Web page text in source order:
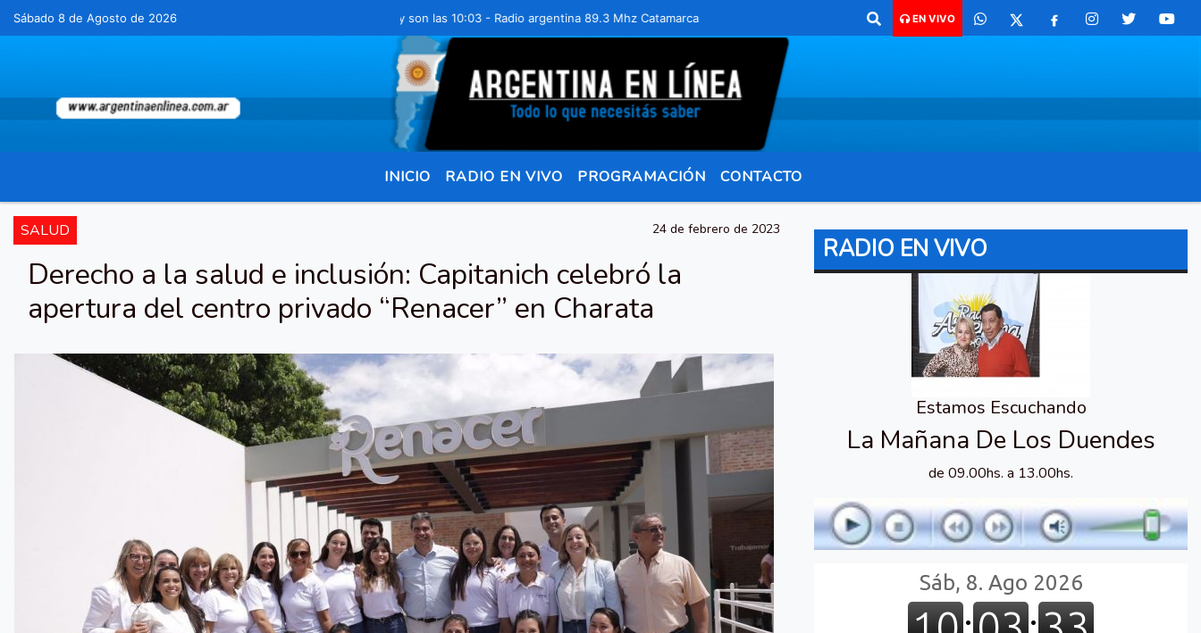
Sábado 8 de Agosto de 2026Hoy es Sábado 8 de Agosto de 2026 y son las 10:03 - Radio argentina 89.3 Mhz Catamarca 436 Resistencia Chaco para comunicarte 362 4879579 Radio argentina 89.3 Mhz Catamarca
EN VIVO
INICIO RADIO EN VIVO PROGRAMACIÓN CONTACTO
SALUD 24 de febrero de 2023
Derecho a la salud e inclusión: Capitanich celebró la
apertura del centro privado “Renacer” en Charata
RADIO EN VIVO
Estamos Escuchando
La Mañana De Los Duendes
de 09.00hs. a 13.00hs.